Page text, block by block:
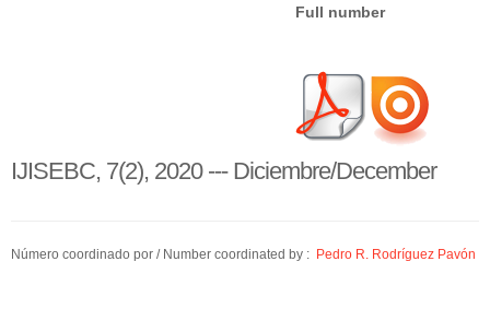
Full number
IJISEBC, 7(2), 2020 --- Diciembre/December
Número coordinado por / Number coordinated by : Pedro R. Rodríguez Pavón